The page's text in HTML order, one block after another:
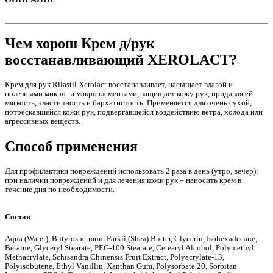
Чем хорош Крем д/рук
восстанавливающий XEROLACT?
Крем для рук Rilastil Xerolact восстанавливает, насыщает влагой и
полезными микро- и макроэлементами, защищает кожу рук, придавая ей
мягкость, эластичность и бархатистость. Применяется для очень сухой,
потрескавшейся кожи рук, подвергавшейся воздействию ветра, холода или
агрессивных веществ.
Способ применения
Для профилактики повреждений использовать 2 раза в день (утро, вечер);
при наличии повреждений и для лечения кожи рук – наносить крем в
течение дня по необходимости.
Состав
Aqua (Water), Butyrospermum Parkii (Shea) Butter, Glycerin, Isohexadecane,
Betaine, Glyceryl Stearate, PEG-100 Stearate, Cetearyl Alcohol, Polymethyl
Methacrylate, Schisandra Chinensis Fruit Extract, Polyacrylate-13,
Polyisobutene, Ethyl Vanillin, Xanthan Gum, Polysorbate 20, Sorbitan